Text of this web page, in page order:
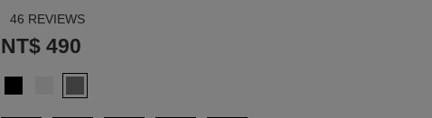
46 REVIEWS
NT$ 490